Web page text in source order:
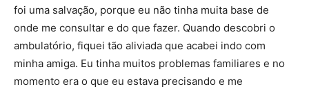
foi uma salvação, porque eu não tinha muita base de
onde me consultar e do que fazer. Quando descobri o
ambulatório, fiquei tão aliviada que acabei indo com
minha amiga. Eu tinha muitos problemas familiares e no
momento era o que eu estava precisando e me